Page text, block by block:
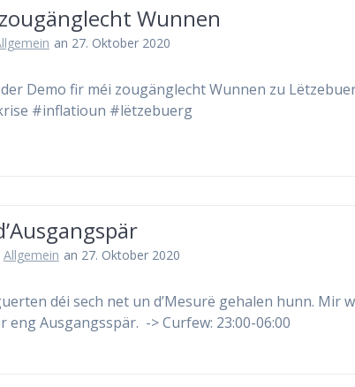
Wunnen
an 27. Oktober 2020
Demo fir méi zougänglecht Wunnen zu
#inflatioun #lëtzebuerg
Allgemein an 27. Oktober 2020
déi sech net un d’Mesurë gehalen hunn. Mir
eng Ausgangsspär. -> Curfew: 23:00-06:00